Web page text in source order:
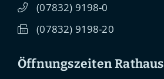
(07832) 91 98-0
(07832) 91 98-20
Öffnungszeiten Rathaus